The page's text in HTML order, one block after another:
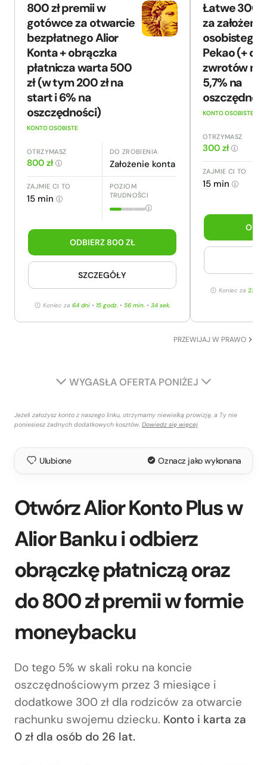
800 zł premii w
gotówce za otwarcie
bezpłatnego Alior
Konta + obrączka
płatnicza warta 500
zł (w tym 200 zł na
start i 6% na
oszczędności)
KONTO OSOBISTE
OTRZYMASZ
800 zł
DO ZROBIENIA
Założenie konta
ZAJMIE CI TO
15 min
POZIOM
TRUDNOŚCI
ODBIERZ 800 ZŁ
SZCZEGÓŁY
Koniec za 64 dni • 15 godz. • 56 min. • 33 sek.
Łatwe 300
za
osobistego
Pekao (+ do
zwrotów na
5,7% na
KONTO OSOBISTE
OTRZYMASZ
300 zł
ZAJMIE CI TO
15 min
Koniec za 22 dni
PRZEWIJAJ W PRAWO
WYGASŁA OFERTA PONIŻEJ
Jeżeli założysz konto z naszego linku, otrzymamy niewielką prowizję, a Ty nie
poniesiesz żadnych dodatkowych kosztów. Dowiedz się więcej
Ulubione Oznacz jako wykonana
Otwórz Alior Konto Plus w
Alior Banku i odbierz
obrączkę płatniczą oraz
do 800 zł premii w formie
moneybacku
Do tego 5% w skali roku na koncie
oszczędnościowym przez 3 miesiące i
dodatkowe 300 zł dla rodziców za otwarcie
rachunku swojemu dziecku. Konto i karta za
0 zł dla osób do 26 lat.